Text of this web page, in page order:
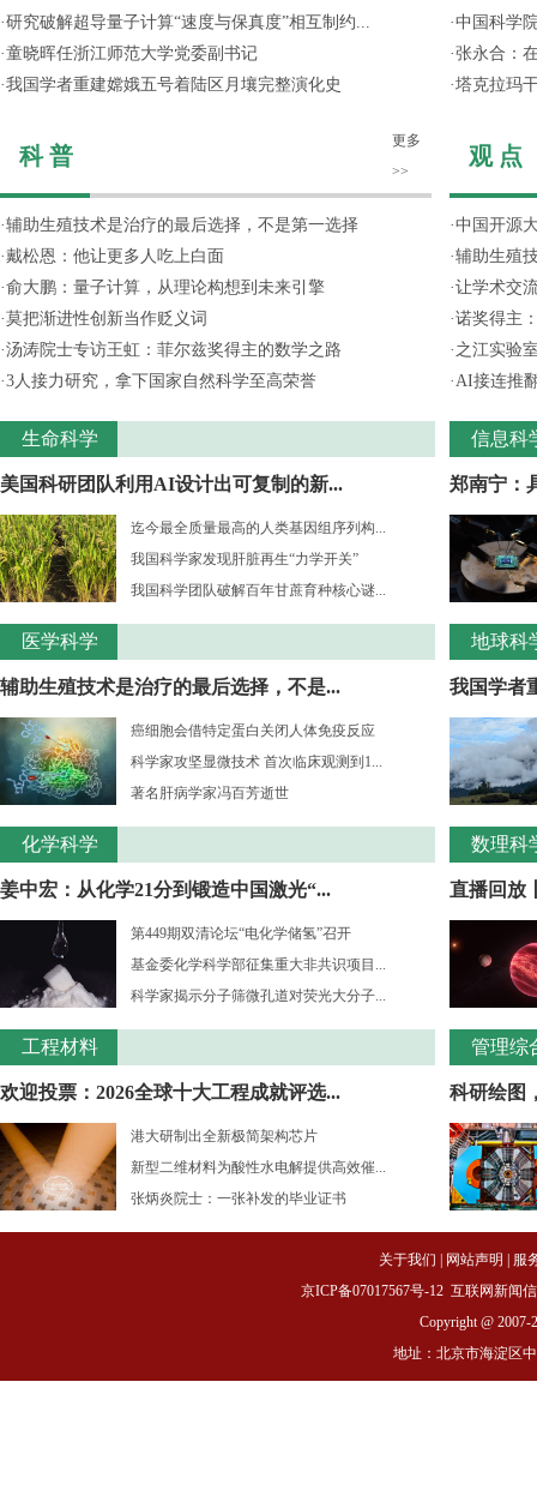
·研究破解超导量子计算“速度与保真度”相互制约...
·童晓晖任浙江师范大学党委副书记
·我国学者重建嫦娥五号着陆区月壤完整演化史
科 普
更多
>>
·辅助生殖技术是治疗的最后选择，不是第一选择
·戴松恩：他让更多人吃上白面
·俞大鹏：量子计算，从理论构想到未来引擎
·莫把渐进性创新当作贬义词
·汤涛院士专访王虹：菲尔兹奖得主的数学之路
·3人接力研究，拿下国家自然科学至高荣誉
生命科学
美国科研团队利用AI设计出可复制的新...
迄今最全质量最高的人类基因组序列构...
我国科学家发现肝脏再生“力学开关”
我国科学团队破解百年甘蔗育种核心谜...
医学科学
辅助生殖技术是治疗的最后选择，不是...
癌细胞会借特定蛋白关闭人体免疫反应
科学家攻坚显微技术 首次临床观测到1...
著名肝病学家冯百芳逝世
化学科学
姜中宏：从化学21分到锻造中国激光“...
第449期双清论坛“电化学储氢”召开
基金委化学科学部征集重大非共识项目...
科学家揭示分子筛微孔道对荧光大分子...
工程材料
欢迎投票：2026全球十大工程成就评选...
港大研制出全新极简架构芯片
新型二维材料为酸性水电解提供高效催...
张炳炎院士：一张补发的毕业证书
·中国科学
·张永合：
·塔克拉玛
观 点
·中国开源
·辅助生殖
·让学术交
·诺奖得主
· 之江实验
·AI接连推
信息科
郑南宁：
地球科
我国学者
数理科
直播回放
管理综
科研绘图
关于我们 网站声明
服
京ICP备07017567号-12 互联网新闻
Copyright @ 2007-
地址：北京市海淀区